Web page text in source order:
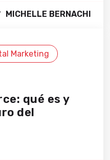
MICHELLE BERNACHI
Marketing
qué es y
del